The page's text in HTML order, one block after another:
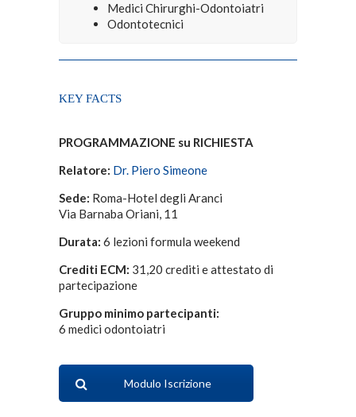
Medici Chirurghi-Odontoiatri
Odontotecnici
KEY FACTS
PROGRAMMAZIONE su RICHIESTA
Relatore: Dr. Piero Simeone
Sede: Roma-Hotel degli Aranci
Via Barnaba Oriani, 11
Durata: 6 lezioni formula weekend
Crediti ECM: 31,20 crediti e attestato di
partecipazione
Gruppo minimo partecipanti:
6 medici odontoiatri
Modulo Iscrizione